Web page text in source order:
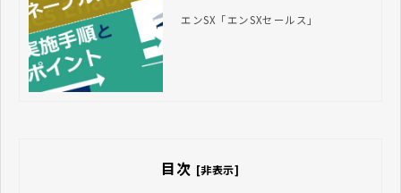
ト）
エンSX「エンSXセールス」
目次 [非表示]